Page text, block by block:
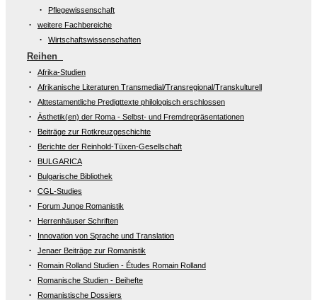
Pflegewissenschaft
weitere Fachbereiche
Wirtschaftswissenschaften
Reihen
Afrika-Studien
Afrikanische Literaturen Transmedial/Transregional/Transkulturell
Alttestamentliche Predigttexte philologisch erschlossen
Ästhetik(en) der Roma - Selbst- und Fremdrepräsentationen
Beiträge zur Rotkreuzgeschichte
Berichte der Reinhold-Tüxen-Gesellschaft
BULGARICA
Bulgarische Bibliothek
CGL-Studies
Forum Junge Romanistik
Herrenhäuser Schriften
Innovation von Sprache und Translation
Jenaer Beiträge zur Romanistik
Romain Rolland Studien - Études Romain Rolland
Romanische Studien - Beihefte
Romanistische Dossiers